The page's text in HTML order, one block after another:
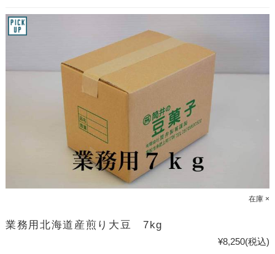
在庫 ×
業務用北海道産煎り大豆 7kg
¥8,250(税込)